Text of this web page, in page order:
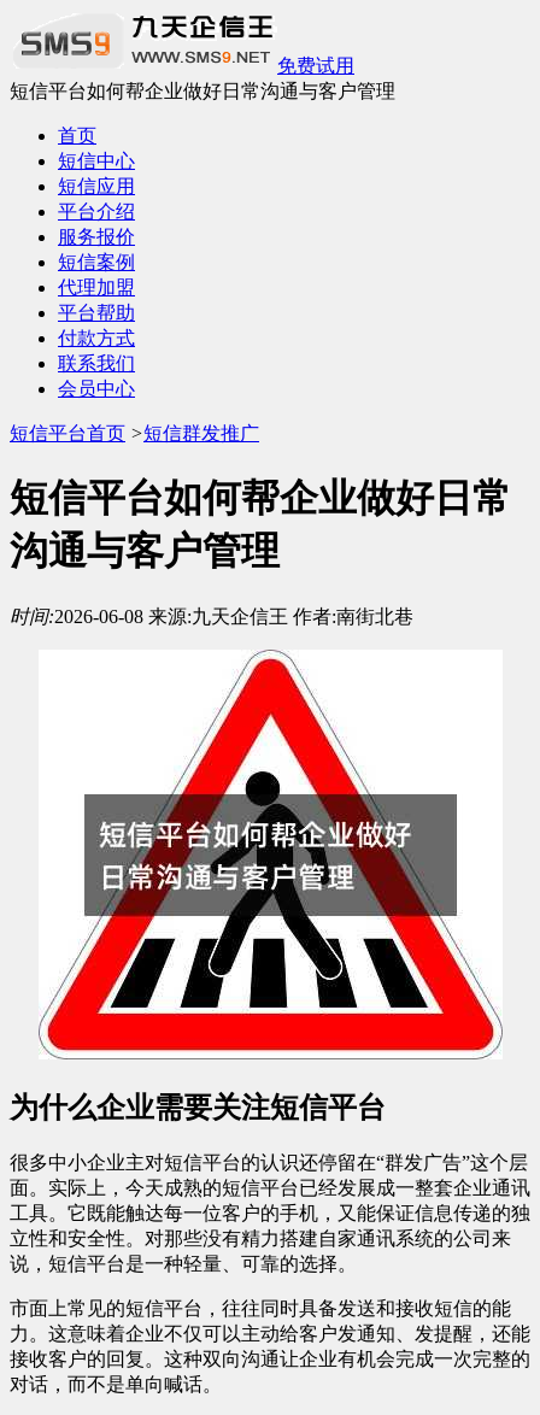
免费试用
短信平台如何帮企业做好日常沟通与客户管理
首页
短信中心
短信应用
平台介绍
服务报价
短信案例
代理加盟
平台帮助
付款方式
联系我们
会员中心
短信平台首页 >短信群发推广
短信平台如何帮企业做好日常
沟通与客户管理
时间:2026-06-08 来源:九天企信王 作者:南街北巷
为什么企业需要关注短信平台
很多中小企业主对短信平台的认识还停留在“群发广告”这个层
面。实际上，今天成熟的短信平台已经发展成一整套企业通讯
工具。它既能触达每一位客户的手机，又能保证信息传递的独
立性和安全性。对那些没有精力搭建自家通讯系统的公司来
说，短信平台是一种轻量、可靠的选择。
市面上常见的短信平台，往往同时具备发送和接收短信的能
力。这意味着企业不仅可以主动给客户发通知、发提醒，还能
接收客户的回复。这种双向沟通让企业有机会完成一次完整的
对话，而不是单向喊话。